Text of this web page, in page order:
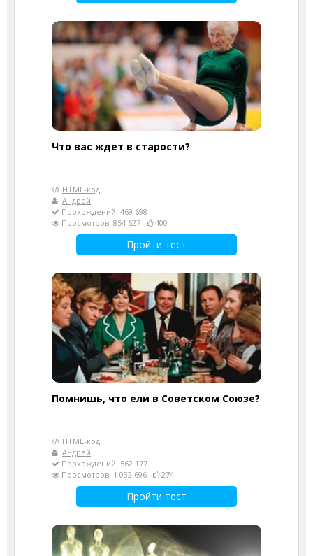
Что вас ждет в старости?
HTML-код
Андрей
Прохождений: 469 698
Просмотров: 854 627
400
Пройти тест
Помнишь, что ели в Советском Союзе?
HTML-код
Андрей
Прохождений: 562 177
Просмотров: 1 032 696
274
Пройти тест